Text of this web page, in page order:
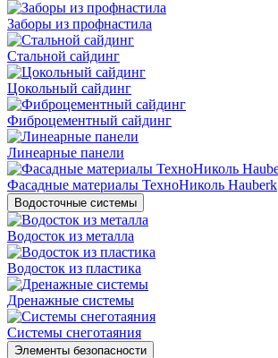
Заборы из профнастила
Стальной сайдинг
Цокольный сайдинг
Фиброцементный сайдинг
Линеарные панели
Фасадные материалы ТехноНиколь Hauberk
Водосточные системы
Водосток из металла
Водосток из пластика
Дренажные системы
Системы снеготаяния
Элементы безопасности